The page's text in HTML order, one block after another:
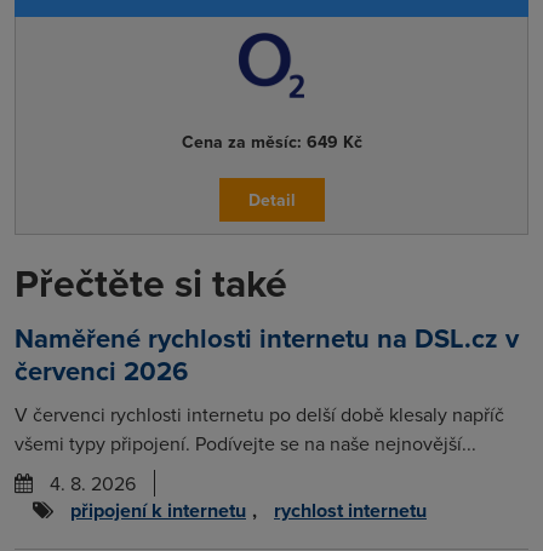
Cena za měsíc: 649 Kč
Detail
Přečtěte si také
Naměřené rychlosti internetu na DSL.cz v
červenci 2026
V červenci rychlosti internetu po delší době klesaly napříč
všemi typy připojení. Podívejte se na naše nejnovější...
4. 8. 2026
připojení k internetu , rychlost internetu